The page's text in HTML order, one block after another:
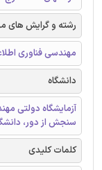
رشته و گرایش های
مهندسی فناوری
دانشگاه
آزمایشگاه دولتی
سنجش از دور،
کلمات کلیدی